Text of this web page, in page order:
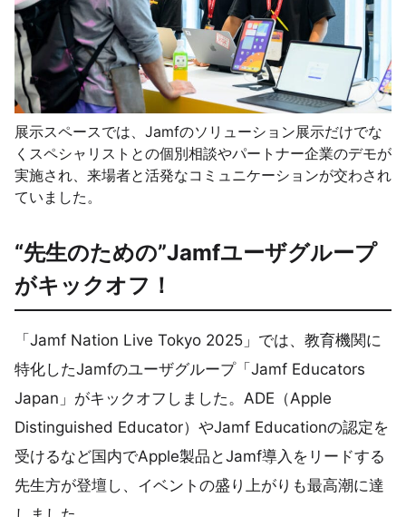
展示スペースでは、Jamfのソリューション展示だけでな
くスペシャリストとの個別相談やパートナー企業のデモが
実施され、来場者と活発なコミュニケーションが交わされ
ていました。
“先生のための”Jamfユーザグループ
がキックオフ！
「Jamf Nation Live Tokyo 2025」では、教育機関に
特化したJamfのユーザグループ「Jamf Educators
Japan」がキックオフしました。ADE（Apple
Distinguished Educator）やJamf Educationの認定を
受けるなど国内でApple製品とJamf導入をリードする
先生方が登壇し、イベントの盛り上がりも最高潮に達